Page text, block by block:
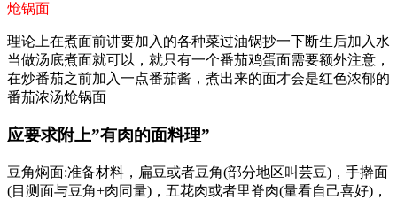
炝锅面
理论上在煮面前讲要加入的各种菜过油锅抄一下断生后加入水
当做汤底煮面就可以，就只有一个番茄鸡蛋面需要额外注意，
在炒番茄之前加入一点番茄酱，煮出来的面才会是红色浓郁的
番茄浓汤炝锅面
应要求附上”有肉的面料理”
豆角焖面:准备材料，扁豆或者豆角(部分地区叫芸豆)，手擀面
(目测面与豆角+肉同量)，五花肉或者里脊肉(量看自己喜好)，